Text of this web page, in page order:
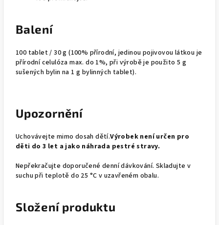
Balení
100 tablet / 30 g (100% přírodní, jedinou pojivovou látkou je
přírodní celulóza max. do 1%, při výrobě je použito 5 g
sušených bylin na 1 g bylinných tablet).
Upozornění
Uchovávejte mimo dosah dětí.Výrobek není určen pro
děti do 3 let a jako náhrada pestré stravy.
Nepřekračujte doporučené denní dávkování. Skladujte v
suchu při teplotě do 25 °C v uzavřeném obalu.
Složení produktu